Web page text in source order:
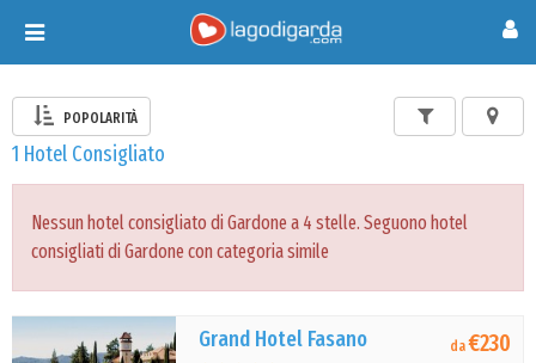
Toggle
navigation
POPOLARITÀ
1 Hotel Consigliato
Nessun hotel consigliato di Gardone a 4 stelle. Seguono hotel
consigliati di Gardone con categoria simile
Grand Hotel Fasano da€230